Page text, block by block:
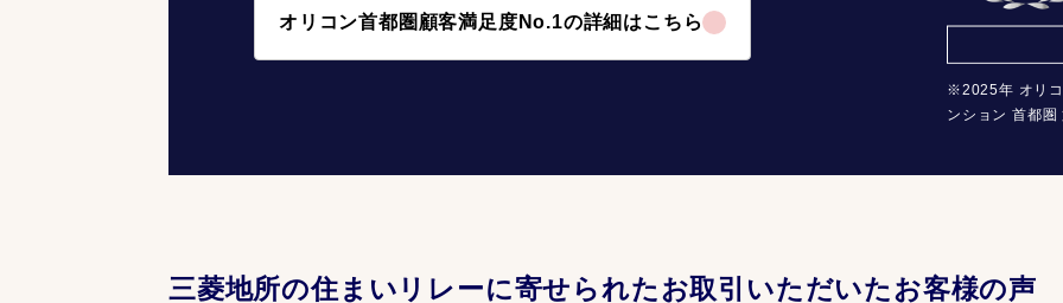
オリコン首都圏顧客満足度No.1の詳細はこちら
※2025年 オリ
ンション 首都圏
三菱地所の住まいリレーに寄せられたお取引いただいたお客様の声